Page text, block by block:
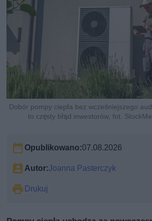
Dobór pompy ciepła bez wcześniejszego
to częsty błąd inwestorów, fot.
Opublikowano:07.08.2026
Autor:Joanna Pasterczyk
Drukuj